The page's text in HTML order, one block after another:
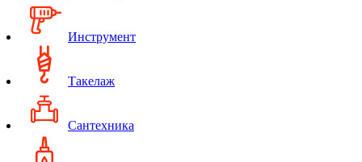
Инструмент
Такелаж
Сантехника